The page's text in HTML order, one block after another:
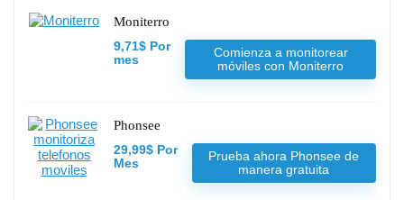
Moniterro
9,71$ Por
mes
Comienza a monitorear
móviles con Moniterro
Phonsee
29,99$ Por
Mes
Prueba ahora Phonsee de
manera gratuita